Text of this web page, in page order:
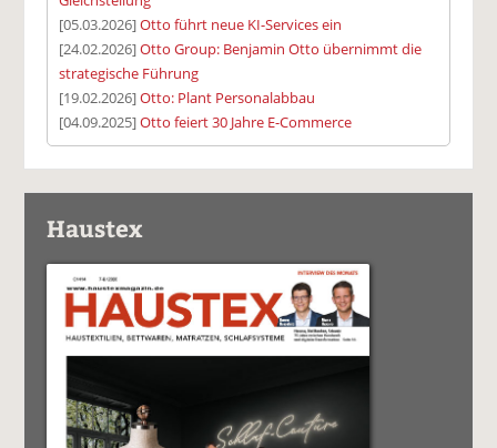
[05.03.2026]Otto führt neue KI-Services ein
[24.02.2026]Otto Group: Benjamin Otto übernimmt die
strategische Führung
[19.02.2026]Otto: Plant Personalabbau
[04.09.2025]Otto feiert 30 Jahre E-Commerce
Haustex